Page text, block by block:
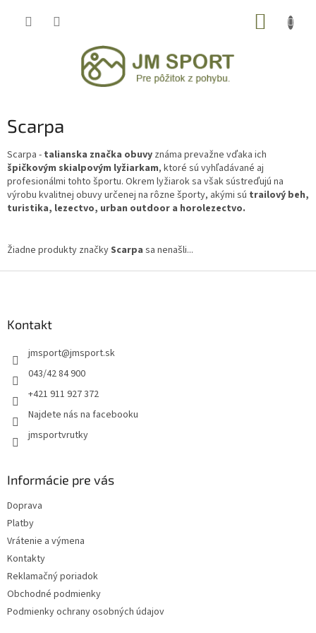
Scarpa
Scarpa - talianska značka obuvy známa prevažne vďaka ich
špičkovým skialpovým lyžiarkam, ktoré sú vyhľadávané aj
profesionálmi tohto športu. Okrem lyžiarok sa však sústreďujú na
výrobu kvalitnej obuvy určenej na rôzne športy, akými sú trailový beh,
turistika, lezectvo, urban outdoor a horolezectvo.
Žiadne produkty značkyScarpa sa nenašli...
Kontakt
jmsport@jmsport.sk
043/42 84 900
+421 911 927 372
Najdete nás na facebooku
jmsportvrutky
Informácie pre vás
Doprava
Platby
Vrátenie a výmena
Kontakty
Reklamačný poriadok
Obchodné podmienky
Podmienky ochrany osobných údajov